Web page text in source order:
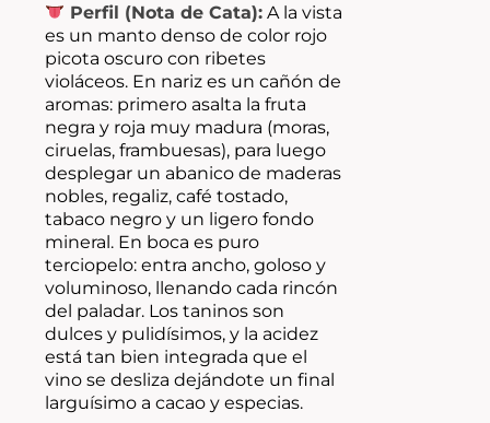
Perfil (Nota de Cata):A la vista
es un manto denso de color rojo
picota oscuro con ribetes
violáceos. En nariz es un cañón de
aromas: primero asalta la fruta
negra y roja muy madura (moras,
ciruelas, frambuesas), para luego
desplegar un abanico de maderas
nobles, regaliz, café tostado,
tabaco negro y un ligero fondo
mineral. En boca es puro
terciopelo: entra ancho, goloso y
voluminoso, llenando cada rincón
del paladar. Los taninos son
dulces y pulidísimos, y la acidez
está tan bien integrada que el
vino se desliza dejándote un final
larguísimo a cacao y especias.